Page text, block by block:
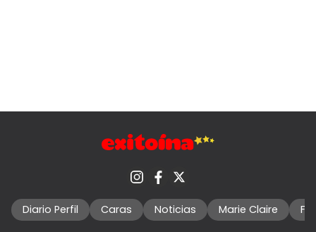
Diario Perfil Caras Noticias Marie Claire